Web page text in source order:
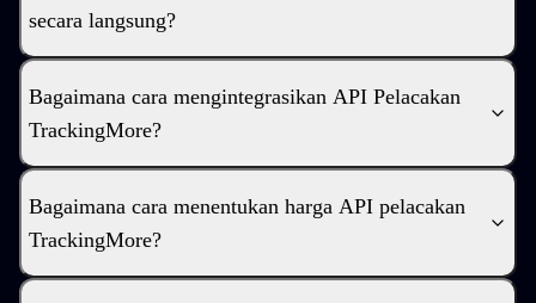
secara langsung?
Bagaimana cara mengintegrasikan API Pelacakan
TrackingMore?
Bagaimana cara menentukan harga API pelacakan
TrackingMore?